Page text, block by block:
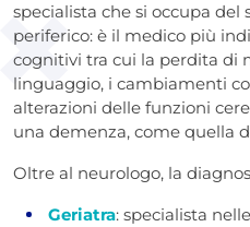
specialista che si occupa del
periferico: è il medico più
cognitivi tra cui la perdita di
linguaggio, i cambiamenti
alterazioni delle funzioni
una demenza, come quella
Oltre al neurologo, la
Geriatra: specialista